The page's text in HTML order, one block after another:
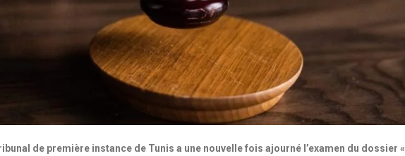
de première instance de Tunis a une nouvelle fois ajourné l’examen du dossier «